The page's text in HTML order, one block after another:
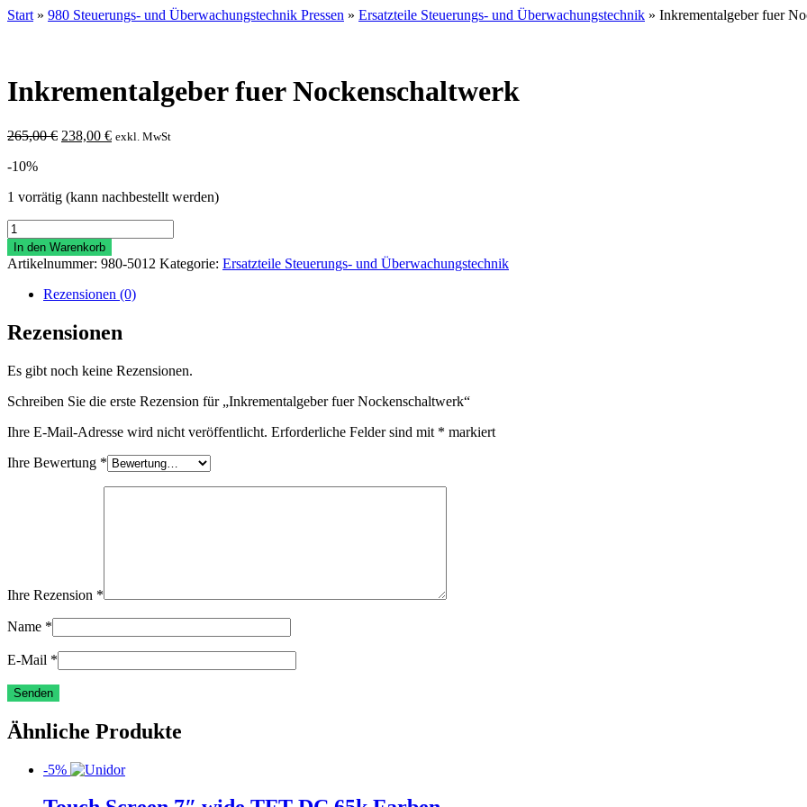
Start » 980 Steuerungs- und Überwachungstechnik Pressen » Ersatzteile Steuerungs- und Überwachungstechnik » Inkrementalgeber fuer
Inkrementalgeber fuer Nockenschaltwerk
265,00€ Ursprünglicher
238,00 €Aktueller
exkl. MwSt
-10%
1 vorrätig (kann nachbestellt werden)
Inkrementalgeber
fuer
Nockenschaltwerk
In den Warenkorb
Artikelnummer: 980-5012 Kategorie: Ersatzteile Steuerungs- und Überwachungstechnik
Rezensionen (0)
Rezensionen
Es gibt noch keine Rezensionen.
Schreiben Sie die erste Rezension für „Inkrementalgeber fuer Nockenschaltwerk“
Ihre E-Mail-Adresse wird nicht veröffentlicht. Erforderliche Felder sind mit * markiert
Ihre Bewertung *
Ihre Rezension *
Name *
E-Mail *
Ähnliche Produkte
-5%